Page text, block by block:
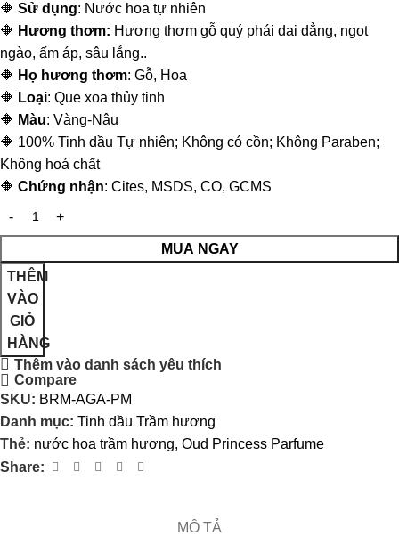
🔶 Sử dụng: Nước hoa tự nhiên
🔶 Hương thơm: Hương thơm gỗ quý phái dai dẳng, ngọt
ngào, ấm áp, sâu lắng..
🔶 Họ hương thơm: Gỗ, Hoa
🔶 Loại: Que xoa thủy tinh
🔶 Màu: Vàng-Nâu
🔶 100% Tinh dầu Tự nhiên; Không có cồn; Không Paraben;
Không hoá chất
🔶 Chứng nhận: Cites, MSDS, CO, GCMS
THÊM
VÀO
GIỎ
HÀNG
MUA NGAY
Thêm vào danh sách yêu thích
Compare
SKU: BRM-AGA-PM
Danh mục: Tinh dầu Trầm hương
Thẻ: nước hoa trầm hương, Oud Princess Parfume
Share:
MÔ TẢ